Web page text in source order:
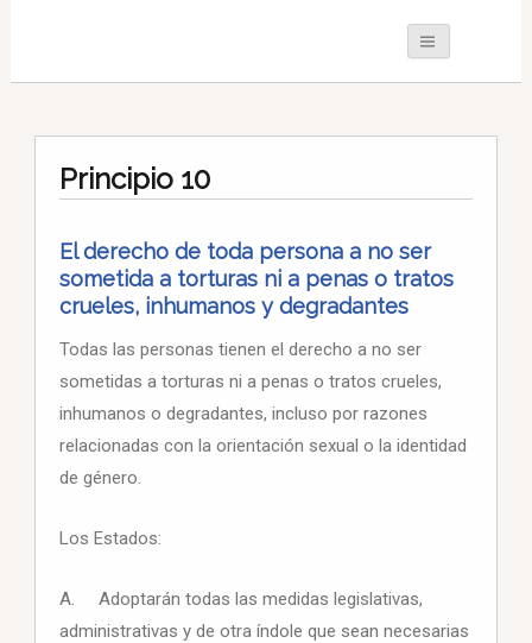
Principio 10
El derecho de toda persona a no ser
sometida a torturas ni a penas o tratos
crueles, inhumanos y degradantes
Todas las personas tienen el derecho a no ser
sometidas a torturas ni a penas o tratos crueles,
inhumanos o degradantes, incluso por razones
relacionadas con la orientación sexual o la identidad
de género.
Los Estados:
A. Adoptarán todas las medidas legislativas,
administrativas y de otra índole que sean necesarias